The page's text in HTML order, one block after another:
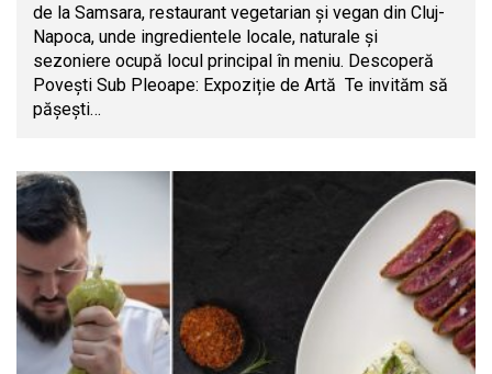
de la Samsara, restaurant vegetarian și vegan din Cluj-
Napoca, unde ingredientele locale, naturale și
sezoniere ocupă locul principal în meniu. Descoperă
Povești Sub Pleoape: Expoziție de Artă Te invităm să
pășești…